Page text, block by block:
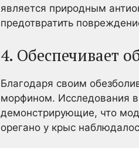
является природным
предотвратить
4. Обеспечивает
Благодаря своим
морфином. Исследования в
демонстрирующие, что
орегано у крыс